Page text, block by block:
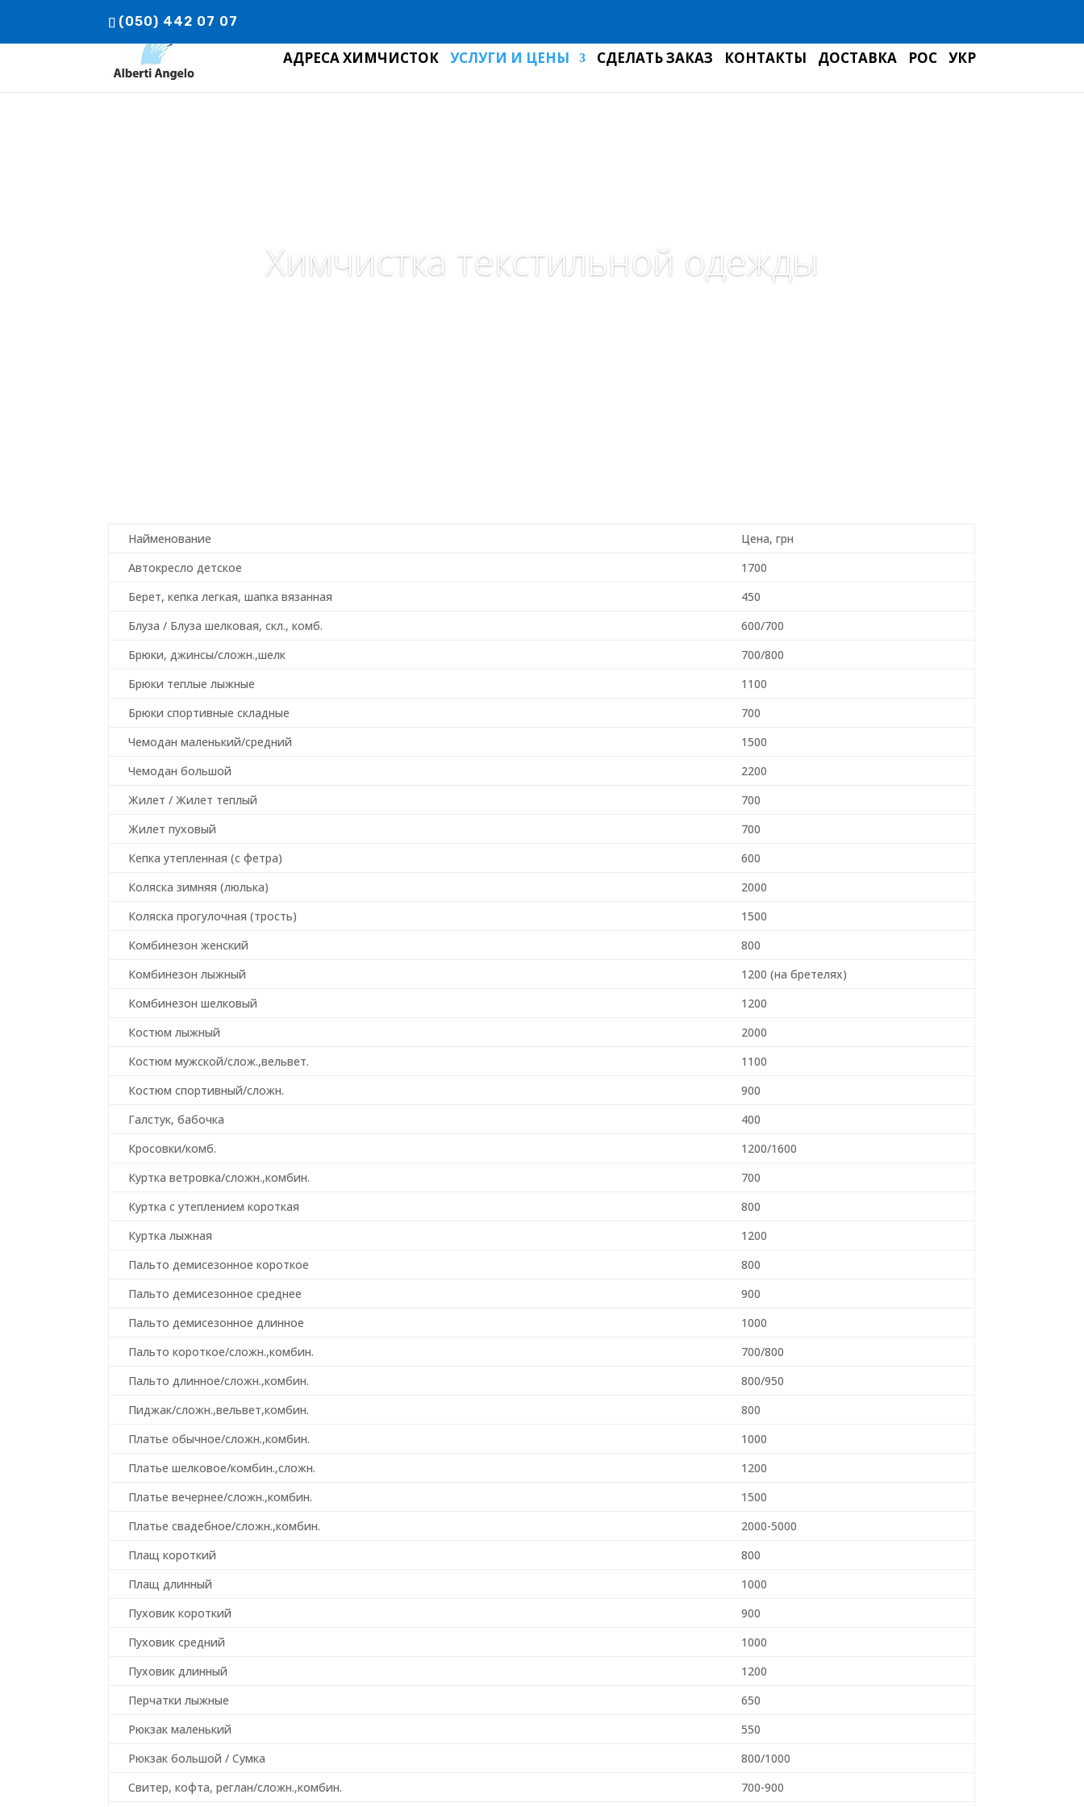
(050) 442 07 07
АДРЕСА ХИМЧИСТОК УСЛУГИ И ЦЕНЫ СДЕЛАТЬ ЗАКАЗ КОНТАКТЫ ДОСТАВКА РОС УКР
Химчистка текстильной одежды
Найменование
Цена, грн
Автокресло детское
1700
Берет, кепка легкая, шапка вязанная
450
Блуза / Блуза шелковая, скл., комб.
600/700
Брюки, джинсы/сложн.,шелк
700/800
Брюки теплые лыжные
1100
Брюки спортивные складные
700
Чемодан маленький/средний
1500
Чемодан большой
2200
Жилет / Жилет теплый
700
Жилет пуховый
700
Кепка утепленная (с фетра)
600
Коляска зимняя (люлька)
2000
Коляска прогулочная (трость)
1500
Комбинезон женский
800
Комбинезон лыжный
1200 (на бретелях)
Комбинезон шелковый
1200
Костюм лыжный
2000
Костюм мужской/слож.,вельвет.
1100
Костюм спортивный/сложн.
900
Галстук, бабочка
400
Кросовки/комб.
1200/1600
Куртка ветровка/сложн.,комбин.
700
Куртка с утеплением короткая
800
Куртка лыжная
1200
Пальто демисезонное короткое
800
Пальто демисезонное среднее
900
Пальто демисезонное длинное
1000
Пальто короткое/сложн.,комбин.
700/800
Пальто длинное/сложн.,комбин.
800/950
Пиджак/сложн.,вельвет,комбин.
800
Платье обычное/сложн.,комбин.
1000
Платье шелковое/комбин.,сложн.
1200
Платье вечернее/сложн.,комбин.
1500
Платье свадебное/сложн.,комбин.
2000-5000
Плащ короткий
800
Плащ длинный
1000
Пуховик короткий
900
Пуховик средний
1000
Пуховик длинный
1200
Перчатки лыжные
650
Рюкзак маленький
550
Рюкзак большой / Сумка
800/1000
Свитер, кофта, реглан/сложн.,комбин.
700-900